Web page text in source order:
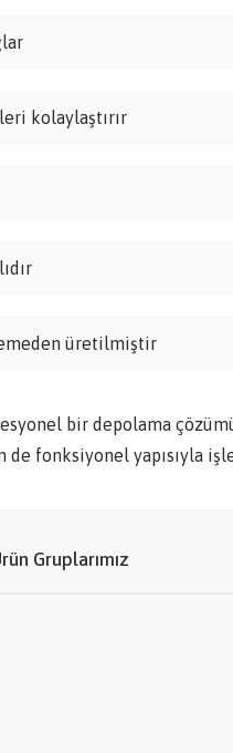
kolaylaştırır
üretilmiştir
bir depolama çözümü
fonksiyonel yapısıyla
Gruplarımız